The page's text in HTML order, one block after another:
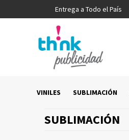
Entrega a Todo el País
Promo Think
VINILES SUBLIMACIÓN
SUBLIMACIÓN